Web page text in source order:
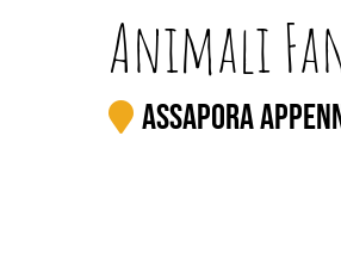
Animali
Assapora